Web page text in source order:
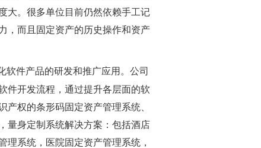
大。很多单位目前仍然依赖手工记
，而且固定资产的历史操作和资产
软件产品的研发和推广应用。公司
件开发流程，通过提升各层面的软
权的条形码固定资产管理系统、
量身定制系统解决方案：包括酒店
系统，医院固定资产管理系统，